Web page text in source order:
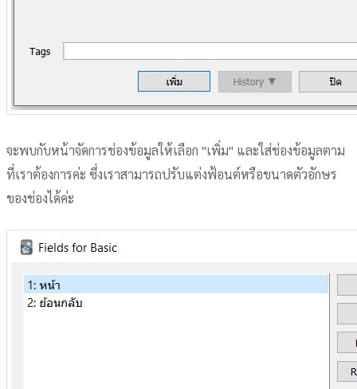
จะพบกับหน้าจัดการช่องข้อมูลให้เลือก "เพิ่ม" และใส่ช่องข้อมูลตาม
ที่เราต้องการค่ะ ซึ่งเราสามารถปรับแต่งฟ้อนต์หรือขนาดตัวอักษร
ของช่องได้ค่ะ